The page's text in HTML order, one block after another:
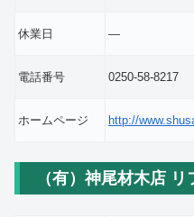
休業日 ―
電話番号 0250-58-8217
ホームページ http://
（有）神尾材木店